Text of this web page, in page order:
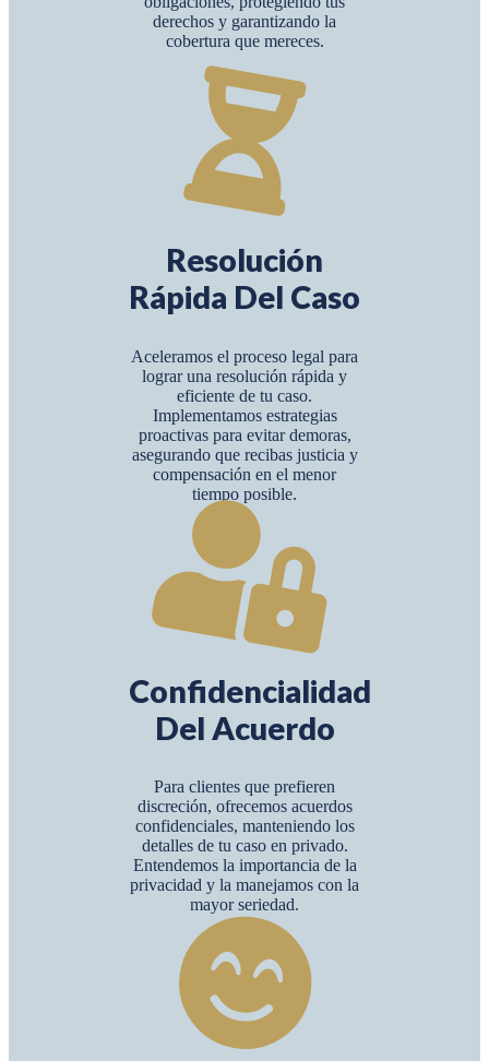
derechos y garantizando la
cobertura que mereces.
Resolución
Rápida Del Caso
Aceleramos el proceso legal para
lograr una resolución rápida y
eficiente de tu caso.
Implementamos estrategias
proactivas para evitar demoras,
asegurando que recibas justicia y
compensación en el menor
tiempo posible.
Confidencialidad
Del Acuerdo
Para clientes que prefieren
discreción, ofrecemos acuerdos
confidenciales, manteniendo los
detalles de tu caso en privado.
Entendemos la importancia de la
privacidad y la manejamos con la
mayor seriedad.